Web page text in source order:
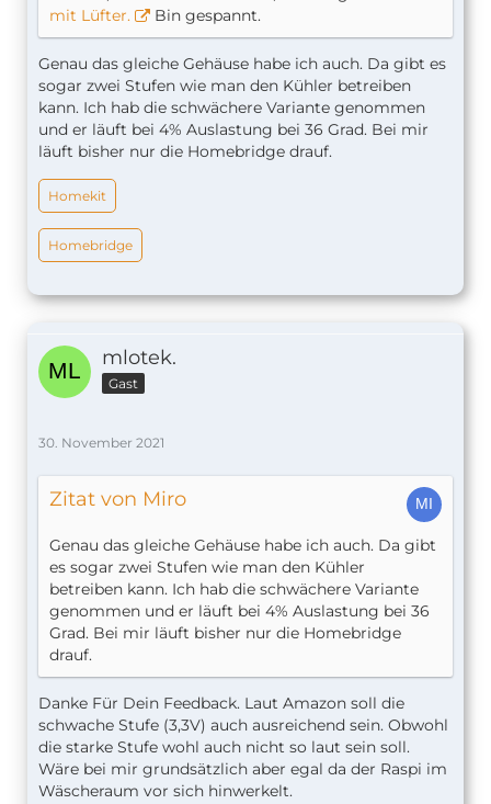
mit Lüfter.
Bin gespannt.
Genau das gleiche Gehäuse habe ich auch. Da gibt es
sogar zwei Stufen wie man den Kühler betreiben
kann. Ich hab die schwächere Variante genommen
und er läuft bei 4% Auslastung bei 36 Grad. Bei mir
läuft bisher nur die Homebridge drauf.
Homekit
Homebridge
mlotek.
Gast
30. November 2021
Zitat von Miro
Genau das gleiche Gehäuse habe ich auch. Da gibt
es sogar zwei Stufen wie man den Kühler
betreiben kann. Ich hab die schwächere Variante
genommen und er läuft bei 4% Auslastung bei 36
Grad. Bei mir läuft bisher nur die Homebridge
drauf.
Danke Für Dein Feedback. Laut Amazon soll die
schwache Stufe (3,3V) auch ausreichend sein. Obwohl
die starke Stufe wohl auch nicht so laut sein soll.
Wäre bei mir grundsätzlich aber egal da der Raspi im
Wäscheraum vor sich hinwerkelt.